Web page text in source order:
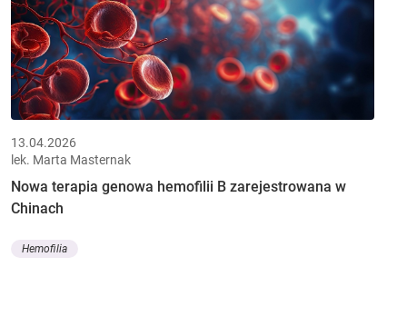
13.04.2026
lek. Marta Masternak
Nowa terapia genowa hemofilii B zarejestrowana w
Chinach
Hemofilia